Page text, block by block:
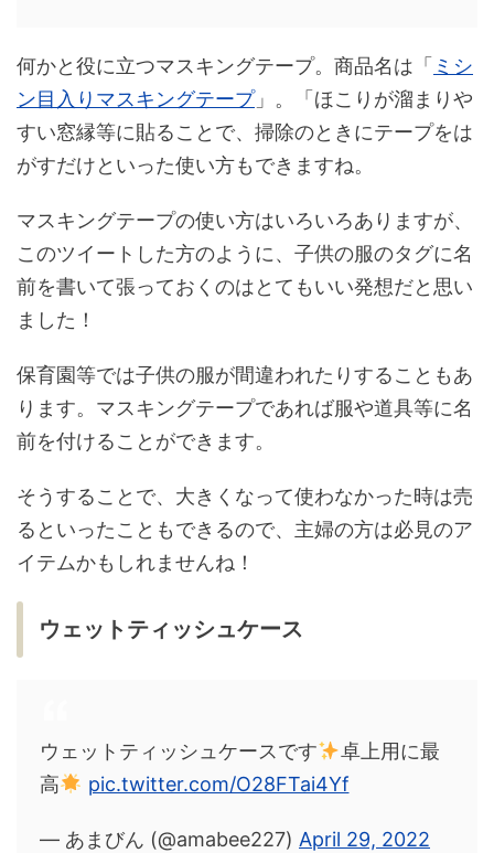
何かと役に立つマスキングテープ。商品名は「 ミシ
ン目入りマスキングテープ」。「ほこりが溜まりや
すい窓縁等に貼ることで、掃除のときにテープをは
がすだけといった使い方もできますね。
マスキングテープの使い方はいろいろありますが、
このツイートした方のように、子供の服のタグに名
前を書いて張っておくのはとてもいい発想だと思い
ました！
保育園等では子供の服が間違われたりすることもあ
ります。マスキングテープであれば服や道具等に名
前を付けることができます。
そうすることで、大きくなって使わなかった時は売
るといったこともできるので、主婦の方は必見のア
イテムかもしれませんね！
ウェットティッシュケース
ウェットティッシュケースです
卓上用に最
高
pic.twitter.com/O28FTai4Yf
— あまびん (@amabee227) April 29, 2022